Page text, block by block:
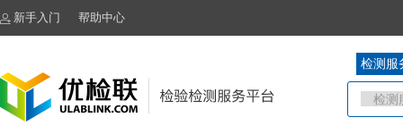
新手入门 帮助中心
检测服